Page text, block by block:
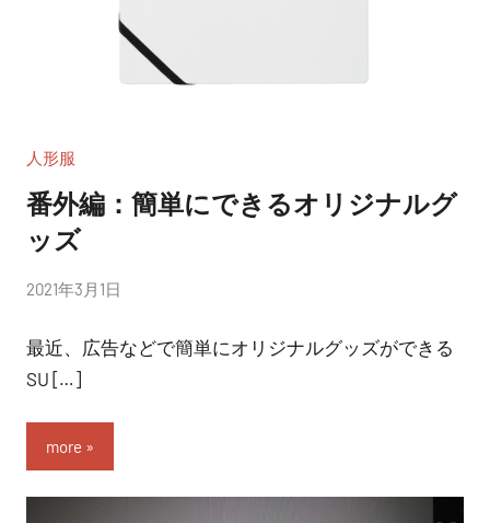
人形服
番外編：簡単にできるオリジナルグ
ッズ
投
者:
nitchom
2021年3月1日
最近、広告などで簡単にオリジナルグッズができる
SU […]
more